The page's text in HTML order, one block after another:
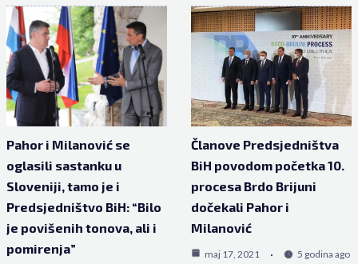
Pahor i Milanović se
oglasili sastanku u
Sloveniji, tamo je i
Predsjedništvo BiH: “Bilo
je povišenih tonova, ali i
pomirenja”
Članove Predsjedništva
BiH povodom početka 10.
procesa Brdo Brijuni
dočekali Pahor i
Milanović
maj 17, 2021 5 godina ago